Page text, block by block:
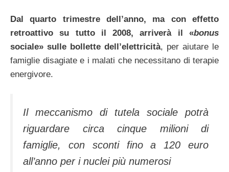
Dal quarto trimestre dell’anno, ma con effetto
retroattivo su tutto il 2008, arriverà il «bonus
sociale» sulle bollette dell’elettricità, per aiutare le
famiglie disagiate e i malati che necessitano di terapie
energivore.
Il meccanismo di tutela sociale potrà
riguardare circa cinque milioni di
famiglie, con sconti fino a 120 euro
all’anno per i nuclei più numerosi